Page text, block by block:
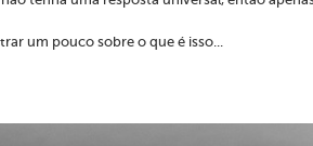
um pouco sobre o que é isso...